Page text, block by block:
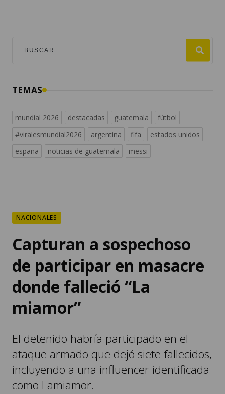
TEMAS
mundial 2026 destacadas guatemala
fútbol
#viralesmundial2026
argentina fifa
estados unidos
españa
noticias de guatemala messi
NACIONALES
Capturan a sospechoso
de participar en masacre
donde falleció “La
miamor”
El detenido habría participado en el
ataque armado que dejó siete fallecidos,
incluyendo a una influencer identificada
como Lamiamor.